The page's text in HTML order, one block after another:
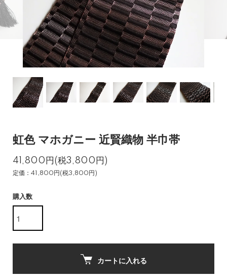
虹色 マホガニー 近賢織物 半巾帯
41,800円(税3,800円)
定価：41,800円(税3,800円)
購入数
カートに入れる